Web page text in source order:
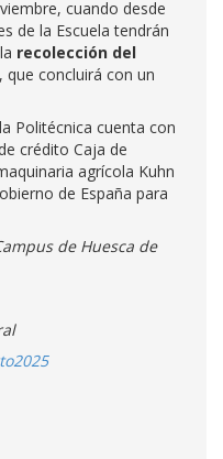
cuando desde
de la Escuela tendrán
recolección del
que concluirá con un
Politécnica cuenta con
crédito Caja de
agrícola Kuhn
de España para
de Huesca de